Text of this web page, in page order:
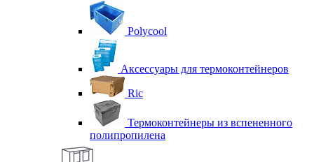
Polycool
Аксессуары для термоконтейнеров
Ric
Термоконтейнеры из вспененного
полипропилена